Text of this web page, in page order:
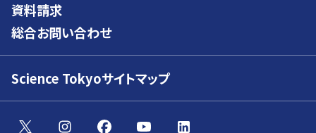
資料請求
総合お問い合わせ
Science Tokyoサイトマップ